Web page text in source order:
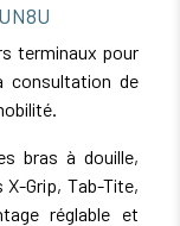
terminaux pour
consultation de
bras à douille,
Grip, Tab-Tite,
réglable et